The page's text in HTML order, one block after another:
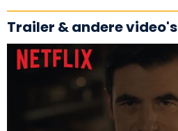
Trailer & andere video's